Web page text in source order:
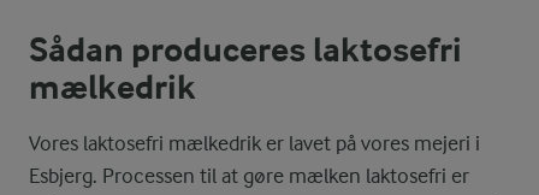
Sådan produceres laktosefri
mælkedrik
Vores laktosefri mælkedrik er lavet på vores mejeri i
Esbjerg. Processen til at gøre mælken laktosefri er